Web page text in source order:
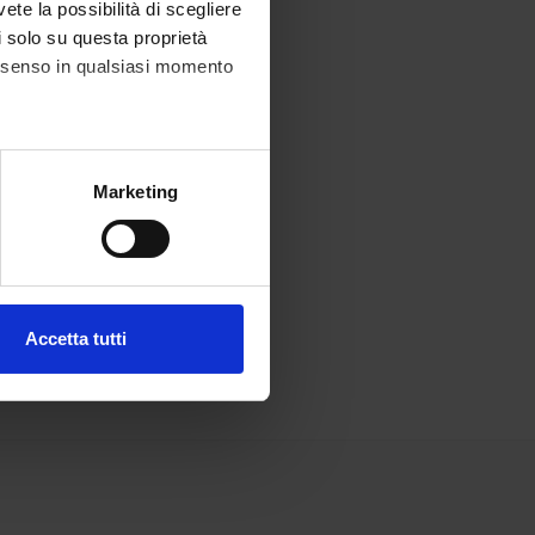
la possibilità di scegliere
su questa proprietà
in qualsiasi momento
metro,Marketing
Accetta tutti